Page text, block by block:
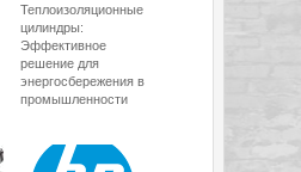
Теплоизоляционные
цилиндры:
Эффективное
решение для
энергосбережения в
промышленности